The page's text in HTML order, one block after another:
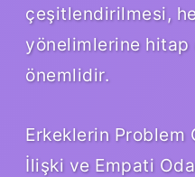
çeşitlendirilmesi,
yönelimlerine hitap
önemlidir.
Erkeklerin Problem
İlişki ve Empati